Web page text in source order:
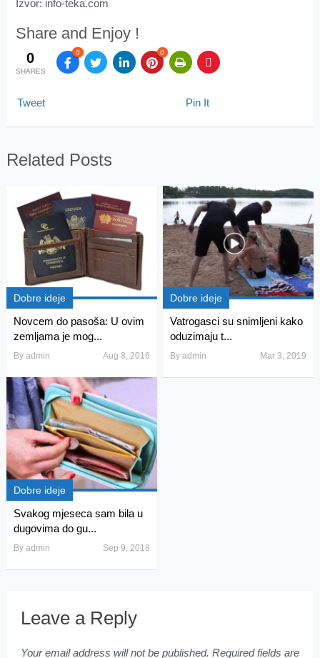
Izvor: info-teka.com
Share and Enjoy !
0
SHARES
0 0
Tweet Pin It
Related Posts
Dobre ideje
Novcem do pasoša: U ovim
zemljama je mog...
By admin Aug 8, 2016
Dobre ideje
Vatrogasci su snimljeni kako
oduzimaju t...
Byadmin Mar 3, 2019
Dobre ideje
Svakog mjeseca sam bila u
dugovima do gu...
By admin Sep 9, 2018
Leave a Reply
Your email address will not be published. Required fields are